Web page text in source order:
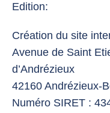
Edition:
Création du site
Avenue de Saint
d’Andrézieux
42160 Andrézieux-
Numéro SIRET :